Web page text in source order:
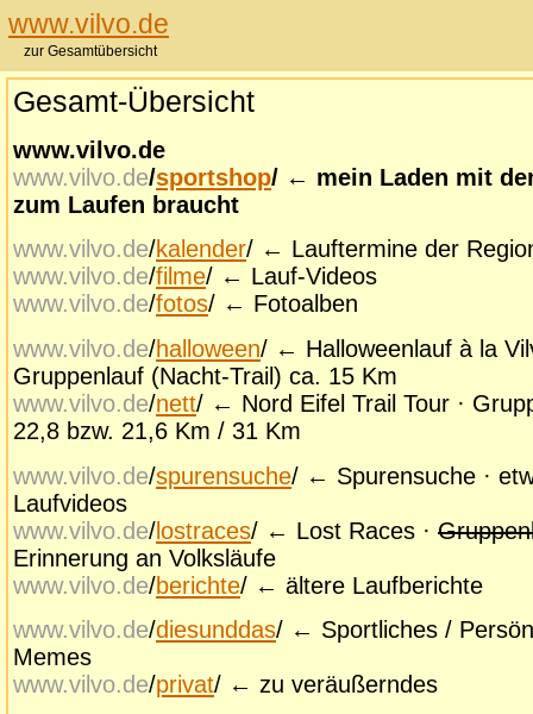
www.vilvo.de
zur Gesamtübersicht
Gesamt-Übersicht
www.vilvo.de
www.vilvo.de/sportshop/ ← mein Laden mit
zum Laufen braucht
www.vilvo.de/kalender/ ← Lauftermine der
www.vilvo.de/filme/ ← Lauf-Videos
www.vilvo.de/fotos/ ← Fotoalben
www.vilvo.de/halloween/ ← Halloweenlauf à la
Gruppenlauf (Nacht-Trail) ca. 15 Km
www.vilvo.de/nett/ ← Nord Eifel Trail Tour ·
22,8 bzw. 21,6 Km / 31 Km
www.vilvo.de/spurensuche/ ← Spurensuche ·
Laufvideos
www.vilvo.de/lostraces/ ← Lost Races ·
Erinnerung an Volksläufe
www.vilvo.de/berichte/ ← ältere Laufberichte
www.vilvo.de/diesunddas/ ← Sportliches /
Memes
www.vilvo.de/privat/ ← zu veräußerndes